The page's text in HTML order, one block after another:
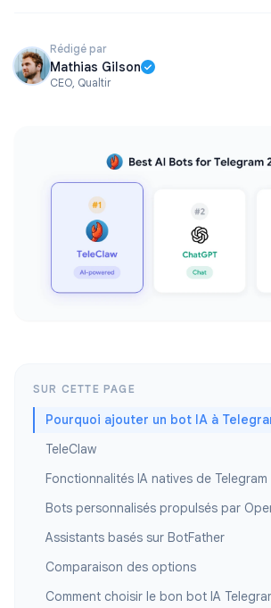
Rédigé par
Mathias Gilson
CEO, Qualtir
SUR CETTE PAGE
Pourquoi ajouter un bot IA à
TeleClaw
Fonctionnalités IA natives de Telegram
Bots personnalisés propulsés par
Assistants basés sur BotFather
Comparaison des options
Comment choisir le bon bot IA